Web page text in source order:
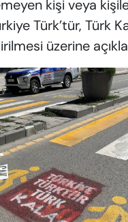
kişi veya
Türk’tür, Türk
üzerine